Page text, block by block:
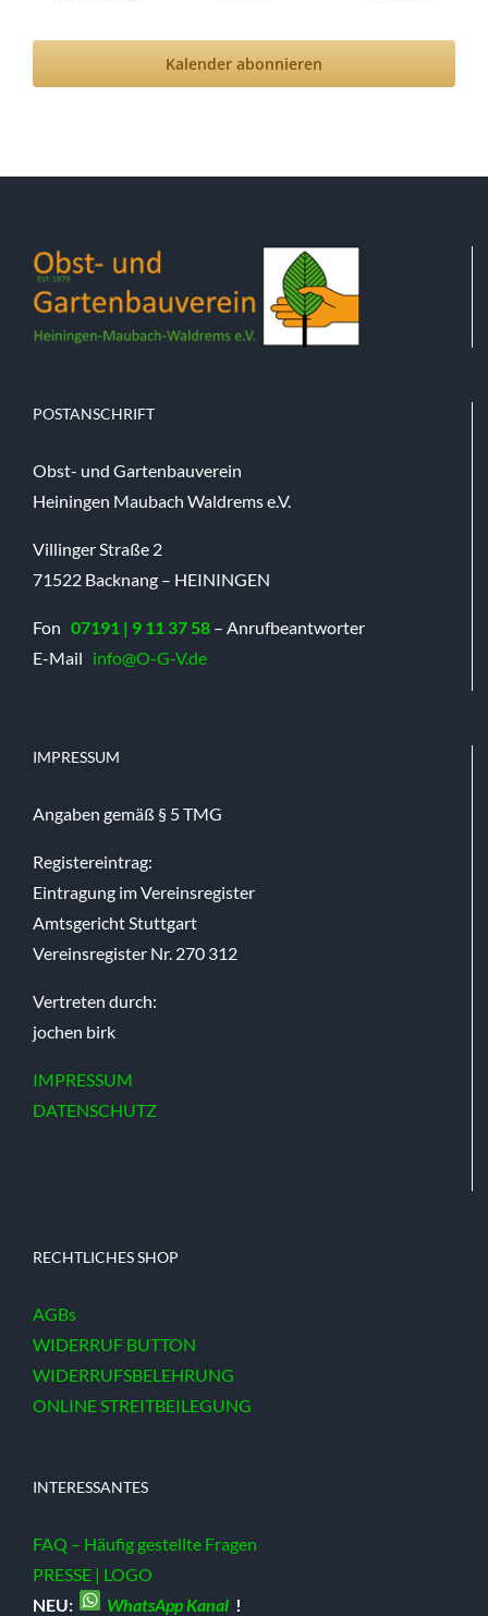
Kalender abonnieren
POSTANSCHRIFT
Obst- und Gartenbauverein
Heiningen Maubach Waldrems e.V.
Villinger Straße 2
71522 Backnang – HEININGEN
Fon 07191 | 9 11 37 58 – Anrufbeantworter
E-Mail info@O-G-V.de
IMPRESSUM
Angaben gemäß § 5 TMG
Registereintrag:
Eintragung im Vereinsregister
Amtsgericht Stuttgart
Vereinsregister Nr. 270 312
Vertreten durch:
jochen birk
IMPRESSUM
DATENSCHUTZ
RECHTLICHES SHOP
AGBs
WIDERRUF BUTTON
WIDERRUFSBELEHRUNG
ONLINE STREITBEILEGUNG
INTERESSANTES
FAQ – Häufig gestellte Fragen
PRESSE | LOGO
NEU:
WhatsApp Kanal !